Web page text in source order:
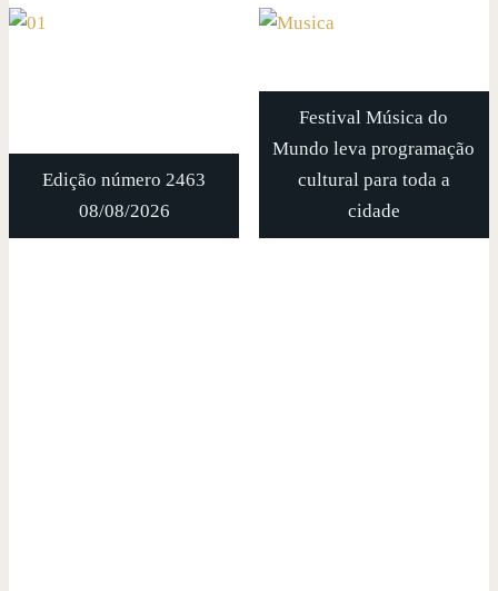
Edição número 2463
08/08/2026
Festival Música do
Mundo leva programação
cultural para toda a
cidade